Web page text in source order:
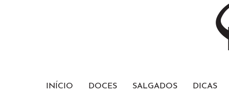
INÍCIO DOCES SALGADOS DICAS